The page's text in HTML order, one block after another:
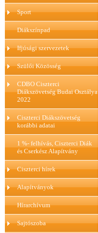
Sport
Diákszínpad
Ifjúsági szervezetek
Szülői Közösség
CDBO Ciszterci
Diákszövetség Budai Osztálya
2022
Ciszterci Diákszövetség
korábbi adatai
1 %- felhívás, Ciszterci Diák
és Cserkész Alapítvány
Ciszterci hírek
Alapítványok
Hírarchívum
Sajtószoba